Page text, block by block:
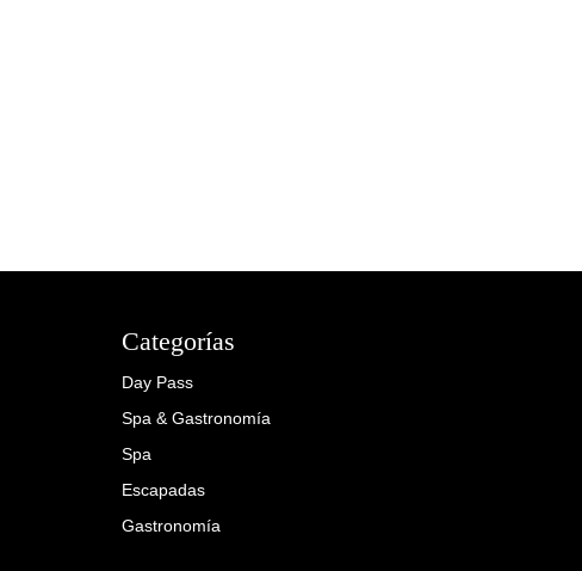
Categorías
Day Pass
Spa & Gastronomía
Spa
Escapadas
Gastronomía